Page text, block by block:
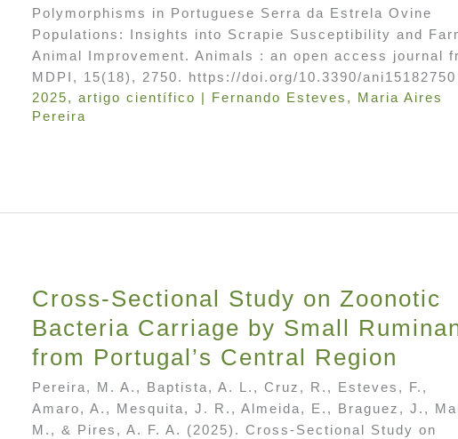
Polymorphisms in Portuguese Serra da Estrela Ovine
Populations: Insights into Scrapie Susceptibility and
Animal Improvement. Animals : an open access journal
MDPI, 15(18), 2750. https://doi.org/10.3390/ani15182750
2025,artigo científico | Fernando Esteves , Maria Aires
Pereira
Cross-Sectional Study on Zoonotic
Bacteria Carriage by Small
from Portugal’s Central Region
Pereira, M. A., Baptista, A. L., Cruz, R., Esteves, F.,
Amaro, A., Mesquita, J. R., Almeida, E., Braguez, J.,
M., & Pires, A. F. A. (2025). Cross-Sectional Study on